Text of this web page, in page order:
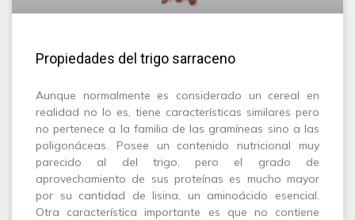
Propiedades del trigo sarraceno
Aunque normalmente es considerado un cereal en
realidad no lo es, tiene características similares pero
no pertenece a la familia de las gramíneas sino a las
poligonáceas. Posee un contenido nutricional muy
parecido al del trigo, pero el grado de
aprovechamiento de sus proteínas es mucho mayor
por su cantidad de lisina, un aminoácido esencial.
Otra característica importante es que no contiene